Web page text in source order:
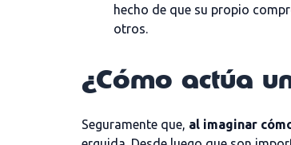
hecho de que su propio
otros.
¿Cómo actúa
Seguramente que, al imaginar